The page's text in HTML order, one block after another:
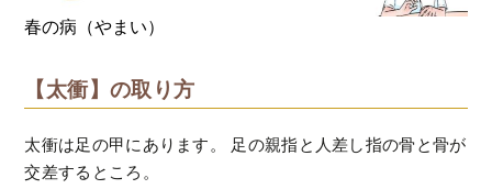
春の病（やまい）
【太衝】の取り方
太衝は足の甲にあります。 足の親指と人差し指の骨と骨が
交差するところ。